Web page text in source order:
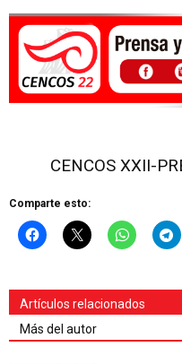
CENCOS XXII-
Comparte esto:
Artículos relacionados
Más del autor